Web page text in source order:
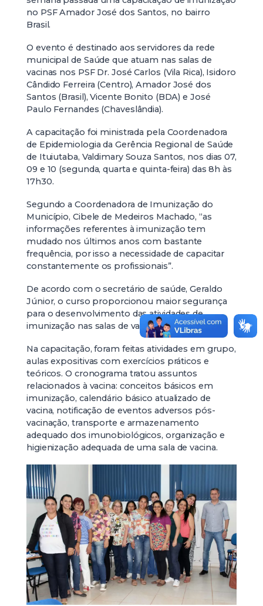
no PSF Amador José dos Santos, no bairro
Brasil.
O evento é destinado aos servidores da rede
municipal de Saúde que atuam nas salas de
vacinas nos PSF Dr. José Carlos (Vila Rica), Isidoro
Cândido Ferreira (Centro), Amador José dos
Santos (Brasil), Vicente Bonito (BDA) e José
Paulo Fernandes (Chaveslândia).
A capacitação foi ministrada pela Coordenadora
de Epidemiologia da Gerência Regional de Saúde
de Ituiutaba, Valdimary Souza Santos, nos dias 07,
09 e 10 (segunda, quarta e quinta-feira) das 8h às
17h30.
Segundo a Coordenadora de Imunização do
Município, Cibele de Medeiros Machado, “as
informações referentes à imunização tem
mudado nos últimos anos com bastante
frequência, por isso a necessidade de capacitar
constantemente os profissionais”.
De acordo com o secretário de saúde, Geraldo
Júnior, o curso proporcionou maior segurança
para o desenvolvimento das atividades de
imunização nas salas de vacina.
Na capacitação, foram feitas atividades em grupo,
aulas expositivas com exercícios práticos e
teóricos. O cronograma tratou assuntos
relacionados à vacina: conceitos básicos em
imunização, calendário básico atualizado de
vacina, notificação de eventos adversos pós-
vacinação, transporte e armazenamento
adequado dos imunobiológicos, organização e
higienização adequada de uma sala de vacina.